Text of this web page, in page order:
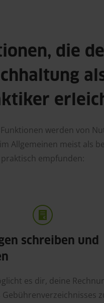
die
werden von
Allgemeinen meist als
praktisch empfunden:
schreiben und
es dir, deine
Gebührenverzeichnisses